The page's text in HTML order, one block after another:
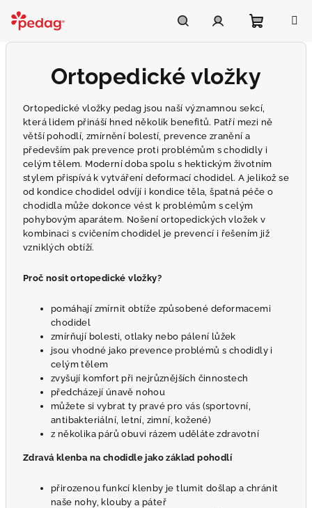
obsah
HledatPřihlášeníNákupní
košík
Ortopedické vložky
Ortopedické vložky pedag jsou naší významnou sekcí,
která lidem přináší hned několik benefitů. Patří mezi ně
větší pohodlí, zmírnění bolestí, prevence zranění a
především pak prevence proti problémům s chodidly i
celým tělem. Moderní doba spolu s hektickým životním
stylem přispívá k vytváření deformací chodidel. A jelikož se
od kondice chodidel odvíjí i kondice těla, špatná péče o
chodidla může dokonce vést k problémům s celým
pohybovým aparátem. Nošení ortopedických vložek v
kombinaci s cvičením chodidel je prevencí i řešením již
vzniklých obtíží.
Proč nosit ortopedické vložky?
pomáhají zmírnit obtíže způsobené deformacemi
chodidel
zmírňují bolesti, otlaky nebo pálení lůžek
jsou vhodné jako prevence problémů s chodidly i
celým tělem
zvyšují komfort při nejrůznějších činnostech
předcházejí únavě nohou
můžete si vybrat ty pravé pro vás (sportovní,
antibakteriální, letní, zimní, kožené)
z několika párů obuvi rázem uděláte zdravotní
Zdravá klenba na chodidle jako základ pohodlí
přirozenou funkcí klenby je tlumit došlap a chránit
naše nohy, klouby a páteř
Asistent Pedag